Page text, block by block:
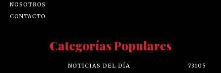
NOSOTROS
CONTACTO
Categorías Populares
NOTICIAS DEL DÍA
73105